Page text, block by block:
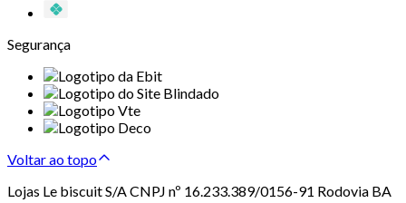
Segurança
Voltar ao topo
Lojas Le biscuit S/A CNPJ nº 16.233.389/0156-91 Rodovia BA